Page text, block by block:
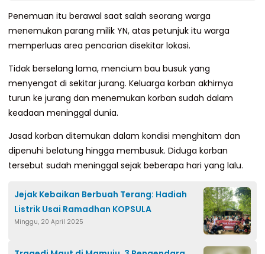
Penemuan itu berawal saat salah seorang warga
menemukan parang milik YN, atas petunjuk itu warga
memperluas area pencarian disekitar lokasi.
Tidak berselang lama, mencium bau busuk yang
menyengat di sekitar jurang. Keluarga korban akhirnya
turun ke jurang dan menemukan korban sudah dalam
keadaan meninggal dunia.
Jasad korban ditemukan dalam kondisi menghitam dan
dipenuhi belatung hingga membusuk. Diduga korban
tersebut sudah meninggal sejak beberapa hari yang lalu.
Jejak Kebaikan Berbuah Terang: Hadiah
Listrik Usai Ramadhan KOPSULA
Minggu, 20 April 2025